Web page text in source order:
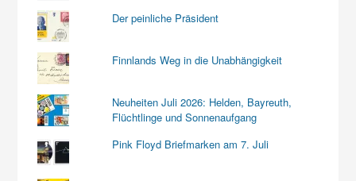
Der peinliche Präsident
Finnlands Weg in die Unabhängigkeit
Neuheiten Juli 2026: Helden, Bayreuth,
Flüchtlinge und Sonnenaufgang
Pink Floyd Briefmarken am 7. Juli